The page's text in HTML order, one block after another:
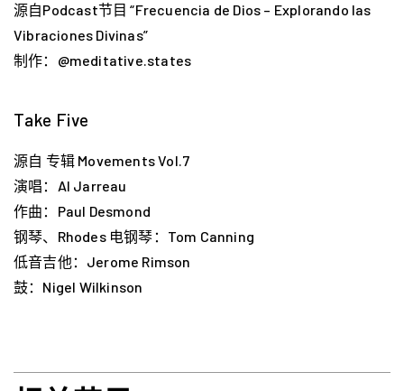
源自Podcast节目 “Frecuencia de Dios – Explorando las
Vibraciones Divinas”
制作：@meditative.states
Take Five
源自 专辑 Movements Vol​​​.​​​7
演唱：Al Jarreau
作曲：Paul Desmond
钢琴、Rhodes 电钢琴：Tom Canning
低音吉他：Jerome Rimson
鼓：Nigel Wilkinson